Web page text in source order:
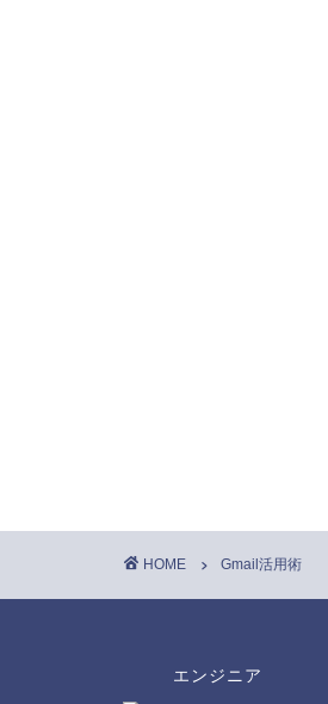
HOME Gmail活用術
エンジニア